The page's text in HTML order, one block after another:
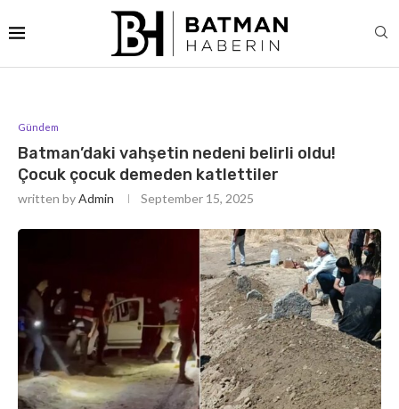
Gündem
Batman’daki vahşetin nedeni belirli oldu!
Çocuk çocuk demeden katlettiler
written byAdmin September 15, 2025